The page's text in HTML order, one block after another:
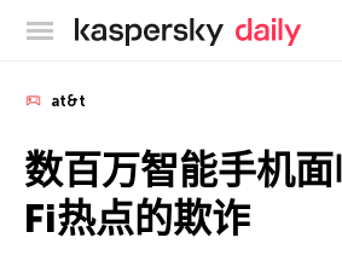
卡巴斯基官方
at&t
数百万智能手机
Fi热点的欺诈